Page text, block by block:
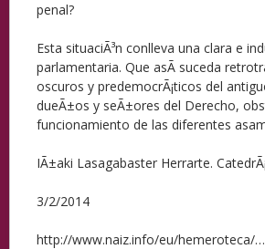
penal?
Esta situaciÃ³n conlleva una clara e
parlamentaria. Que asÃ­ suceda
oscuros y predemocrÃ¡ticos del
dueÃ±os y seÃ±ores del Derecho,
funcionamiento de las diferentes
IÃ±aki Lasagabaster Herrarte.
3/2/2014
http://www.naiz.info/eu/hemeroteca/…